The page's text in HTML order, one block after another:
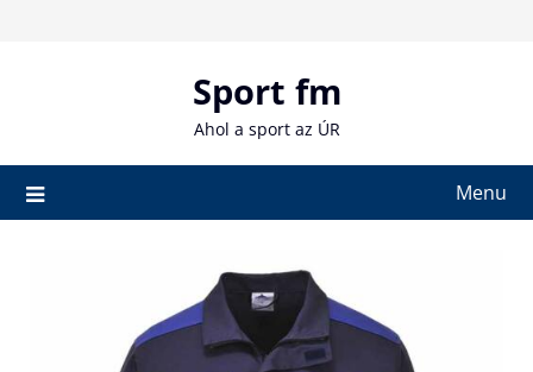
Sport fm
Ahol a sport az ÚR
Menu